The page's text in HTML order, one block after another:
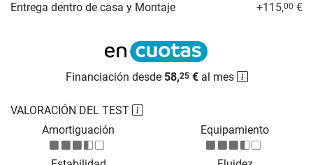
VALORACIÓN DEL TEST
Amortiguación
Equipamiento
Entrega dentro de casa y Montaje
+115,00 €
Financiación desde 58,25€al mes